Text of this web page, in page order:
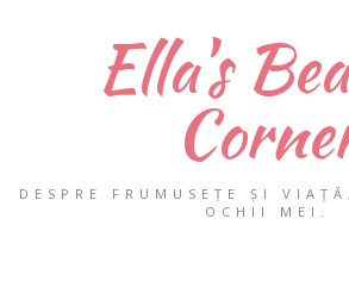
Ella's
DESPRE FRUMUSEȚE ȘI
OCHII MEI.